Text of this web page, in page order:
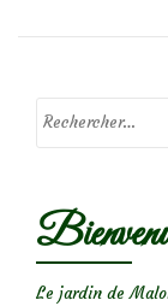
Le jardin de